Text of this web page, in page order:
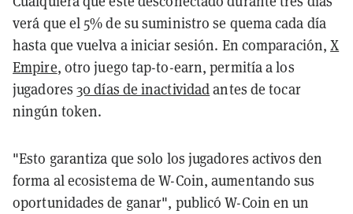
verá que el 5% de su suministro se quema cada día
hasta que vuelva a iniciar sesión. En comparación,X
Empire, otro juego tap-to-earn, permitía a los
jugadores 30 días de inactividadantes de tocar
ningún token.
"Esto garantiza que solo los jugadores activos den
forma al ecosistema de W-Coin, aumentando sus
oportunidades de ganar", publicó W-Coin en un